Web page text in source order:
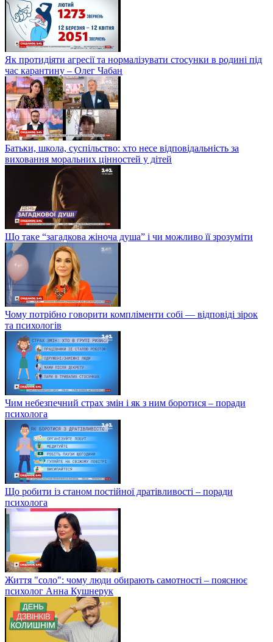
Як протидіяти агресії та нормалізувати стосунки в родині під
час карантину – Олег Чабан
Батьки, школа, суспільство: хто несе відповідальність за
виховання моральних цінностей у дітей
Що таке “загадкова жіноча душа” і чи можливо її зрозуміти
Чому потрібно говорити компліменти собі — відповіді зірок
та психологів
Чим небезпечний страх змін і як з ним боротися – поради
психолога
Що робити із станом постійної дратівливості – поради
психолога
Життя "соло": чому люди обирають самотності – пояснює
психолог Анна Кушнерук